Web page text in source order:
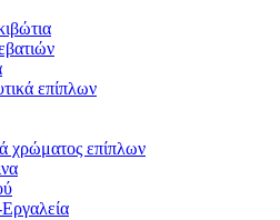
επίπλων
χρώματος επίπλων